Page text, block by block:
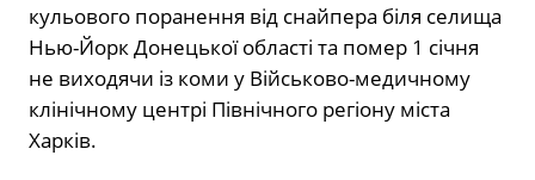
кульового поранення від снайпера біля селища
Нью-Йорк Донецької області та помер 1 січня
не виходячи із коми у Військово-медичному
клінічному центрі Північного регіону міста
Харків.